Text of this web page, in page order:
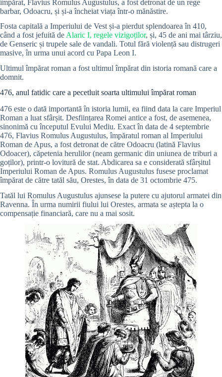
împărat, Flavius Romulus Augustulus, a fost detronat de un rege
barbar, Odoacru, și și-a încheiat viața într-o mănăstire.
Fosta capitală a Imperiului de Vest și-a pierdut splendoarea în 410,
când a fost jefuită de Alaric I, regele vizigoților, și, 45 de ani mai târziu,
de Genseric și trupele sale de vandali. Totul fără violență sau distrugeri
masive, în urma unui acord cu Papa Leon I.
Ultimul împărat roman a fost ultimul împărat din istoria romană care a
domnit.
476, anul fatidic care a pecetluit soarta ultimului împărat roman
476 este o dată importantă în istoria lumii, ea fiind data la care Imperiul
Roman a luat sfârșit. Desființarea Romei antice a fost, de asemenea,
sinonimă cu începutul Evului Mediu. Exact în data de 4 septembrie
476, Flavius Romulus Augustulus, împăratul roman al Imperiului
Roman de Apus, a fost detronat de către Odoacru (latină Flavius
Odoacer), căpetenia herulilor (neam germanic din uniunea de triburi a
goților), printr-o lovitură de stat. Abdicarea sa e considerată sfârșitul
Imperiului Roman de Apus. Romulus Augustulus fusese proclamat
împărat de către tatăl său, Orestes, în data de 31 octombrie 475.
Tatăl lui Romulus Augustulus ajunsese la putere cu ajutorul armatei din
Ravenna. În urma numirii fiului lui Orestes, armata se aștepta la o
compensație financiară, care nu a mai sosit.